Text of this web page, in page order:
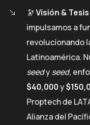
🔭 Visión &
impulsamos a
revolucionando
Latinoamérica.
seedyseed,
$40,000y
Proptech de
Alianza del